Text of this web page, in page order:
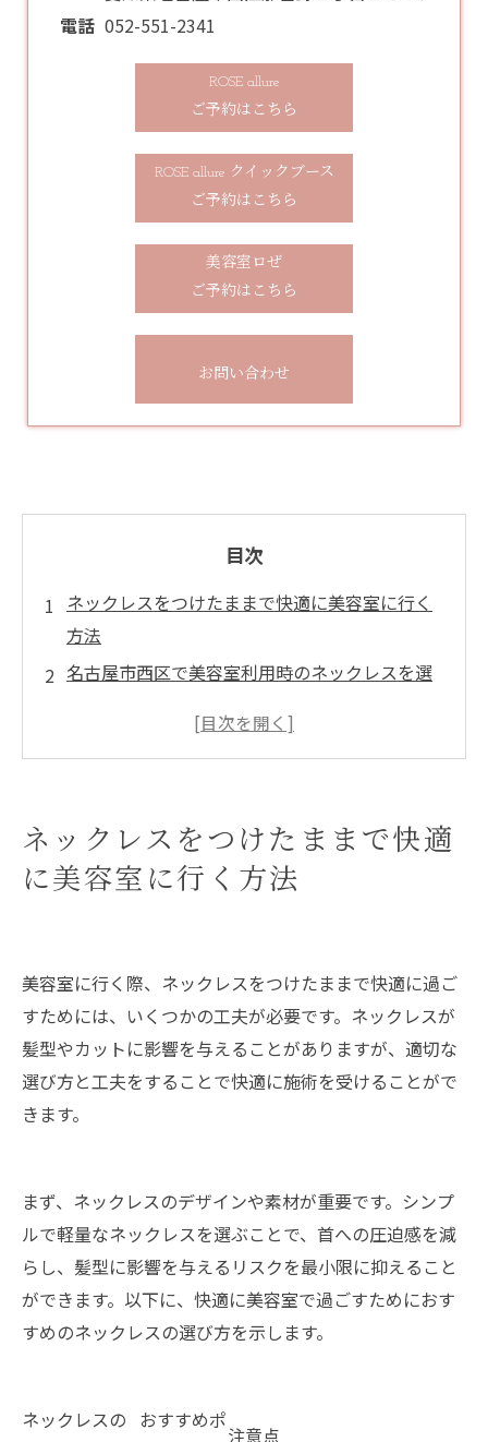
電話 052-551-2341
ROSE allure
ご予約はこちら
ROSE allure クイックブース
ご予約はこちら
美容室ロぜ
ご予約はこちら
お問い合わせ
目次
ネックレスをつけたままで快適に美容室に行く
方法
名古屋市西区で美容室利用時のネックレスを選
名古屋市西区の美容室で快適に過ごすためのネ
よくある質問
名古屋市西区について
店舗概要
対応地域
ネックレスをつけたままで快適
に美容室に行く方法
美容室に行く際、ネックレスをつけたままで快適に過ご
すためには、いくつかの工夫が必要です。ネックレスが
髪型やカットに影響を与えることがありますが、適切な
選び方と工夫をすることで快適に施術を受けることがで
きます。
まず、ネックレスのデザインや素材が重要です。シンプ
ルで軽量なネックレスを選ぶことで、首への圧迫感を減
らし、髪型に影響を与えるリスクを最小限に抑えること
ができます。以下に、快適に美容室で過ごすためにおす
すめのネックレスの選び方を示します。
ネックレスの おすすめポ
注意点